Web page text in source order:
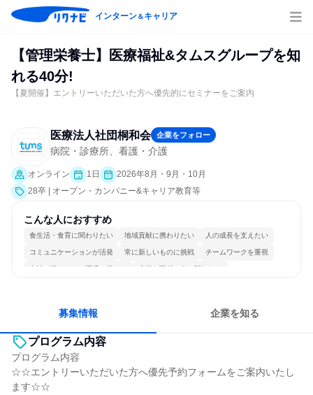
インターン＆キャリア
【管理栄養士】医療福祉&タムスグループを知
れる40分!
【夏開催】エントリーいただいた方へ優先的にセミナーをご案内
医療法人社団桐和会 企業をフォロー
病院・診療所、看護・介護
オンライン 1日
2026年8月・9月・10月
28卒 | オープン・カンパニー&キャリア教育等
こんな人におすすめ
食生活・食育に関わりたい 地域貢献に携わりたい 人の成長を支えたい
コミュニケーションが活発 常に新しいものに挑戦 チームワークを重視
女性が働きやすい環境で働ける 多様な職種の人と関われる
募集情報 企業を知る
プログラム内容
プログラム内容
☆☆エントリーいただいた方へ優先予約フォームをご案内いたし
ます☆☆